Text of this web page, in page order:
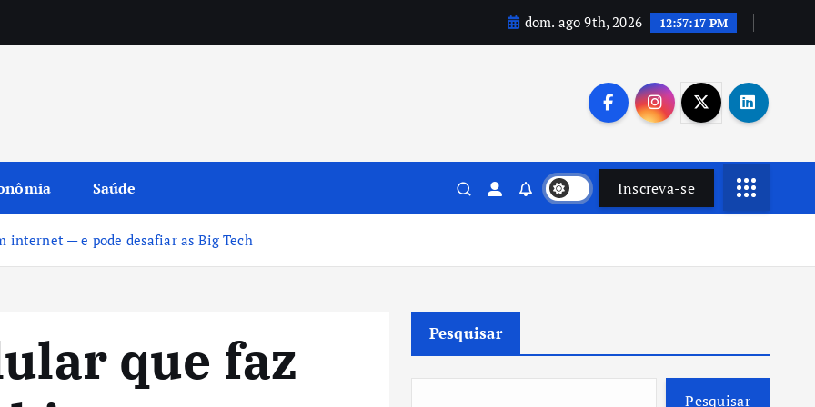
dom. ago 9th, 2026 12:57:19 PM
Saúde Inscreva-se
internet — e pode desafiar as Big Tech
que faz
Pesquisar
Pesquisar